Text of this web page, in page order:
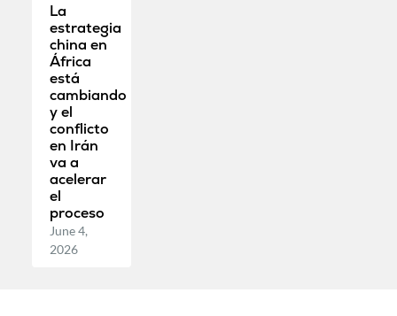
La
estrategia
china en
África
está
cambiando
y el
conflicto
en Irán
va a
acelerar
el
proceso
June 4,
2026